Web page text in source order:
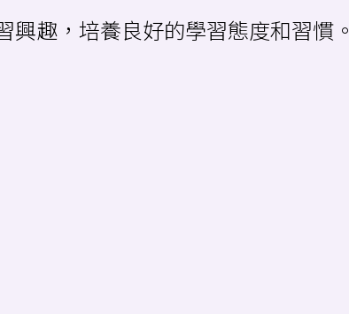
興趣，培養良好的學習態度和習慣。